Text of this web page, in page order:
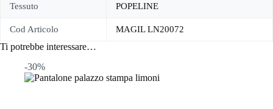
Tessuto POPELINE
Cod Articolo MAGIL LN20072
Ti potrebbe interessare…
-30%